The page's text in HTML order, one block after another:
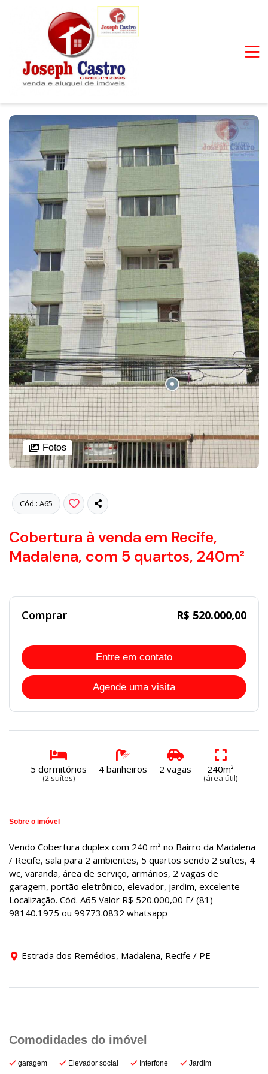
Fotos
Cód.: A65
Cobertura à venda em Recife,
Madalena, com 5 quartos, 240m²
Comprar R$ 520.000,00
Entre em contato
Agende uma visita
5 dormitórios
(2 suítes)
4 banheiros 2 vagas 240m²
(área útil)
Sobre o imóvel
Vendo Cobertura duplex com 240 m² no Bairro da Madalena
/ Recife, sala para 2 ambientes, 5 quartos sendo 2 suítes, 4
wc, varanda, área de serviço, armários, 2 vagas de
garagem, portão eletrônico, elevador, jardim, excelente
Localização. Cód. A65 Valor R$ 520.000,00 F/ (81)
98140.1975 ou 99773.0832 whatsapp
Estrada dos Remédios, Madalena, Recife / PE
garagem Elevador social Interfone Jardim